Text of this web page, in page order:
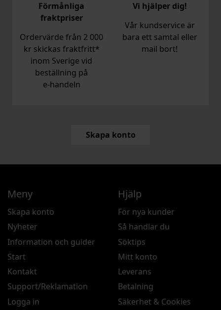
Förmånliga
fraktpriser
Ordervärde från 2 000
kr skickas fraktfritt*
inom Sverige vid
beställning på
e‑handeln
Vi hjälper dig!
Vår kundservice är
bara ett samtal eller
mail bort!
Skapa konto
Meny
Skapa konto
Nyheter
Information och guider
Start
Kontakt
Support/Reklamation
Logga in
Hjälp
För nya kunder
Så handlar du
Söktips
Mitt konto
Leverans
Betalning
Säkerhet & Cookies